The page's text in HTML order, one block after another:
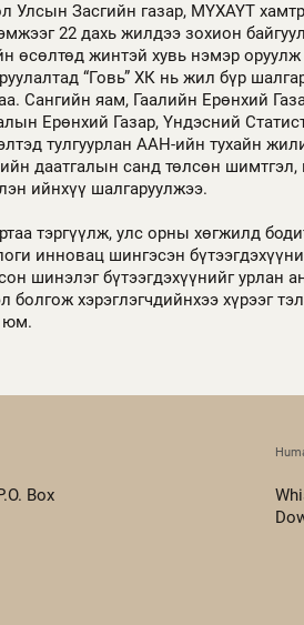
Улсын Засгийн газар, МҮХАҮТ
22 дахь жилдээ зохион
өсөлтөд жинтэй хувь нэмэр оруулж
“Говь” ХК нь жил бүр
Сангийн яам, Гаалийн Ерөнхий
Ерөнхий Газар, Үндэсний
тулгуурлан ААН-ийн тухайн
даатгалын санд төлсөн
ийнхүү шалгаруулжээ.
тэргүүлж, улс орны хөгжилд
инновац шингэсэн
шинэлэг бүтээгдэхүүнийг урлан
болгож хэрэглэгчдийнхээ хүрээг
юм.
Box